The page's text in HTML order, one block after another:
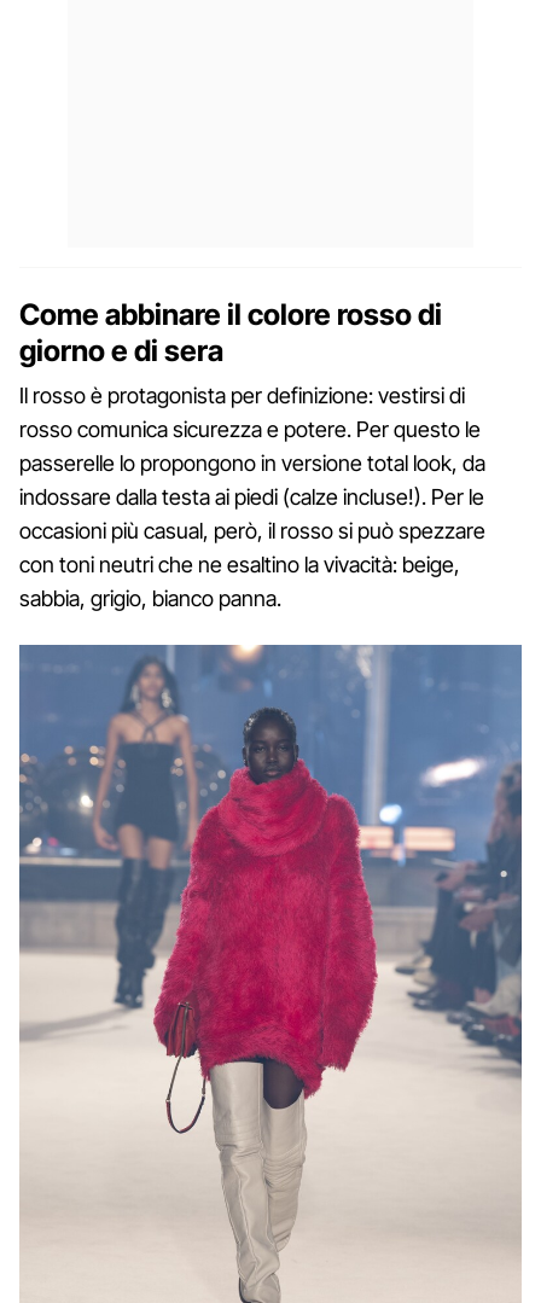
Come abbinare il colore rosso di
giorno e di sera
Il rosso è protagonista per definizione: vestirsi di
rosso comunica sicurezza e potere. Per questo le
passerelle lo propongono in versione total look, da
indossare dalla testa ai piedi (calze incluse!). Per le
occasioni più casual, però, il rosso si può spezzare
con toni neutri che ne esaltino la vivacità: beige,
sabbia, grigio, bianco panna.